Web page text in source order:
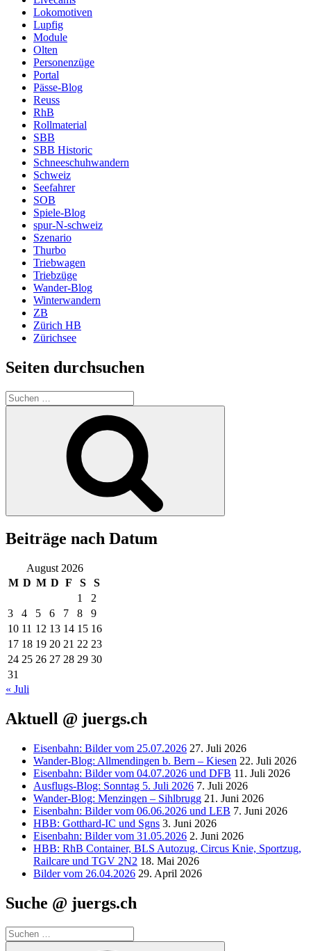
Lokomotiven
Lupfig
Module
Olten
Personenzüge
Portal
Pässe-Blog
Reuss
RhB
Rollmaterial
SBB
SBB Historic
Schneeschuhwandern
Schweiz
Seefahrer
SOB
Spiele-Blog
spur-N-schweiz
Szenario
Thurbo
Triebwagen
Triebzüge
Wander-Blog
Winterwandern
ZB
Zürich HB
Zürichsee
Seiten durchsuchen
Suchen
nach:
Beiträge nach Datum
August 2026
M D M D F S
S
1
2
3
4 5 6 7 8
9
10 11 12 13 14 15 16
17 18 19 20 21 22 23
24 25 26 27 28 29 30
31
« Juli
Aktuell @ juergs.ch
Eisenbahn: Bilder vom 25.07.2026 27. Juli 2026
Wander-Blog: Allmendingen b. Bern – Kiesen 22. Juli 2026
Eisenbahn: Bilder vom 04.07.2026 und DFB 11. Juli 2026
Ausflugs-Blog: Sonntag 5. Juli 2026 7. Juli 2026
Wander-Blog: Menzingen – Sihlbrugg 21. Juni 2026
Eisenbahn: Bilder vom 06.06.2026 und LEB 7. Juni 2026
HBB: Gotthard-IC und Sgns 3. Juni 2026
Eisenbahn: Bilder vom 31.05.2026 2. Juni 2026
HBB: RhB Container, BLS Autozug, Circus Knie, Sportzug,
Railcare und TGV 2N2 18. Mai 2026
Bilder vom 26.04.2026 29. April 2026
Suche @ juergs.ch
Suchen
nach: